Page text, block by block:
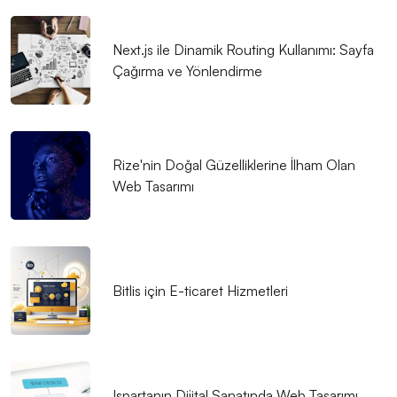
ve Etkili Bir Platform Oluşturun!
Film Yapımcıları Web Sitesi Tasarımı: Profesyonel
Çözümler ve Yaratıcı Yaklaşımlar
Dünyada Öne Çıkarın!
Ressam Web Sitesi Tasarımı: Sanatınızı Dijital Dünyaya
Taşıyın!
Parıldayan Güzellik: Kozmetik Satıcısı Web Sitesi
Tasarımı Nasıl Yapılmalı?
SEO Uyumlu Web Sitesi Tasarımı: Markanızı Dijital
Dünyada Öne Çıkarın!
Kinojo Terapisi Uzmanı Web Sitesi Tasarımı: Başarılı
Next.js ile Dinamik Routing Kullanımı: Sayfa
Çağırma ve Yönlendirme
Rize'nin Doğal Güzelliklerine İlham Olan
Web Tasarımı
Bitlis için E-ticaret Hizmetleri